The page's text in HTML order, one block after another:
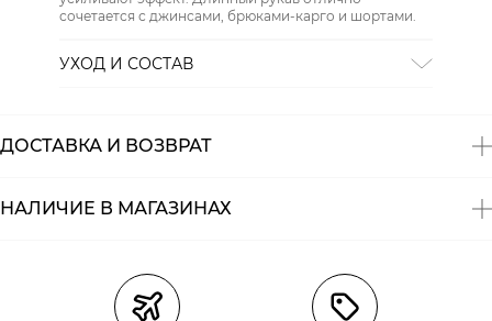
сочетается с джинсами, брюками-карго и шортами.
УХОД И СОСТАВ
ГЛАЖЕНИЕ:не гладить горячим (макс. 110 °)
ДОСТАВКА И ВОЗВРАТ
Курьерская доставка СДЭК
НАЛИЧИЕ В МАГАЗИНАХ